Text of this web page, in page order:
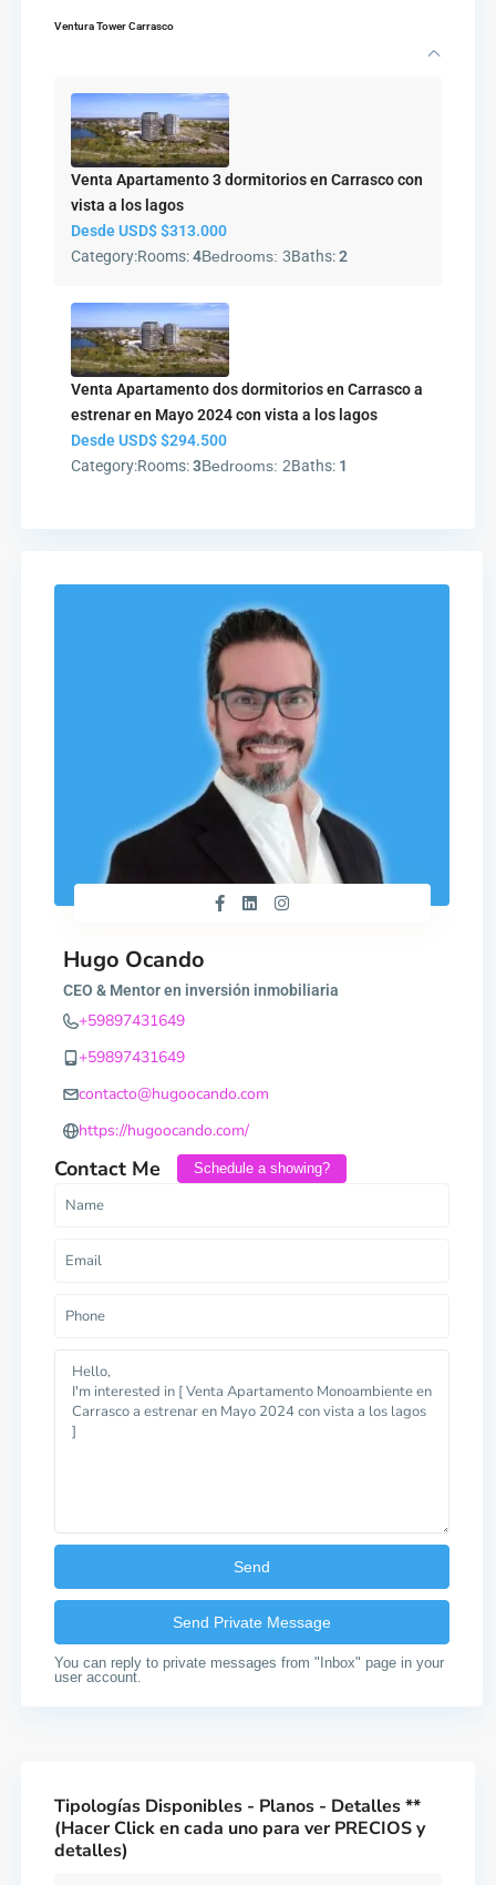
Ventura Tower Carrasco
Venta Apartamento 3 dormitorios en Carrasco con
vista a los lagos
Desde USD$$313.000
Category:Rooms:4Bedrooms:3Baths:2
Venta Apartamento dos dormitorios en Carrasco a
estrenar en Mayo 2024 con vista a los lagos
Desde USD$$294.500
Category:Rooms:3Bedrooms:2Baths: 1
Hugo Ocando
CEO & Mentor en inversión inmobiliaria
+59897431649
+59897431649
contacto@hugoocando.com
https://hugoocando.com/
Contact Me Schedule a showing?
You can reply to private messages from "Inbox" page in your
user account.
Tipologías Disponibles - Planos - Detalles **
(Hacer Click en cada uno para ver PRECIOS y
detalles)